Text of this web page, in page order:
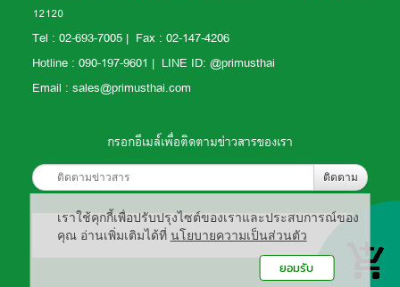
12120
Tel : 02-693-7005 | Fax : 02-147-4206
Hotline : 090-197-9601 | LINE ID: @primusthai
Email : sales@primusthai.com
กรอกอีเมล์เพื่อติดตามข่าวสารของเรา
ติดตาม
เราใช้คุกกี้เพื่อปรับปรุงไซต์ของเราและประสบการณ์ของ
คุณ อ่านเพิ่มเติมได้ที่ นโยบายความเป็นส่วนตัว
ยอมรับ